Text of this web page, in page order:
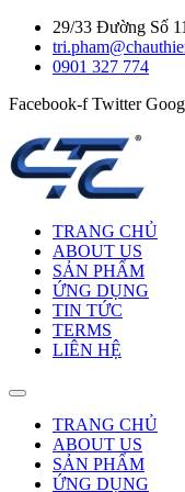
29/33 Đường Số
0901 327 774
Facebook-f Twitter
TRANG CHỦ
ABOUT US
SẢN PHẨM
ỨNG DỤNG
TIN TỨC
TERMS
LIÊN HỆ
TRANG CHỦ
ABOUT US
SẢN PHẨM
ỨNG DỤNG